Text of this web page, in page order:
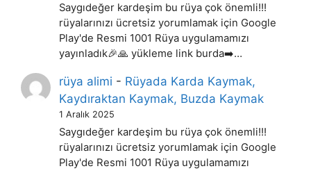
Saygıdeğer kardeşim bu rüya çok önemli!!!
rüyalarınızı ücretsiz yorumlamak için Google
Play'de Resmi 1001 Rüya uygulamamızı
yayınladık🎉🙏 yükleme link burda➡️…
rüya alimi - Rüyada Karda Kaymak,
Kaydıraktan Kaymak, Buzda Kaymak
1 Aralık 2025
Saygıdeğer kardeşim bu rüya çok önemli!!!
rüyalarınızı ücretsiz yorumlamak için Google
Play'de Resmi 1001 Rüya uygulamamızı